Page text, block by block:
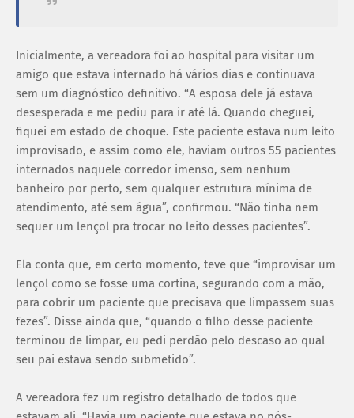
Inicialmente, a vereadora foi ao hospital para visitar um
amigo que estava internado há vários dias e continuava
sem um diagnóstico definitivo. “A esposa dele já estava
desesperada e me pediu para ir até lá. Quando cheguei,
fiquei em estado de choque. Este paciente estava num leito
improvisado, e assim como ele, haviam outros 55 pacientes
internados naquele corredor imenso, sem nenhum
banheiro por perto, sem qualquer estrutura mínima de
atendimento, até sem água”, confirmou. “Não tinha nem
sequer um lençol pra trocar no leito desses pacientes”.
Ela conta que, em certo momento, teve que “improvisar um
lençol como se fosse uma cortina, segurando com a mão,
para cobrir um paciente que precisava que limpassem suas
fezes”. Disse ainda que, “quando o filho desse paciente
terminou de limpar, eu pedi perdão pelo descaso ao qual
seu pai estava sendo submetido”.
A vereadora fez um registro detalhado de todos que